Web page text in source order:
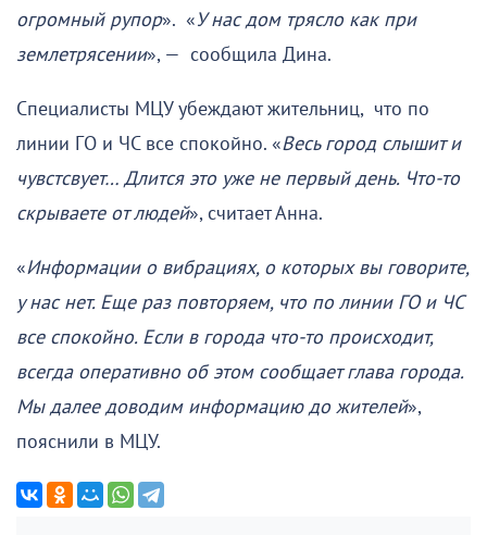
огромный рупор». «У нас дом трясло как при
землетрясении», — сообщила Дина.
Специалисты МЦУ убеждают жительниц, что по
линии ГО и ЧС все спокойно. «Весь город слышит и
чувстсвует… Длится это уже не первый день. Что-то
скрываете от людей», считает Анна.
«Информации о вибрациях, о которых вы говорите,
у нас нет. Еще раз повторяем, что по линии ГО и ЧС
все спокойно. Если в города что-то происходит,
всегда оперативно об этом сообщает глава города.
Мы далее доводим информацию до жителей»,
пояснили в МЦУ.